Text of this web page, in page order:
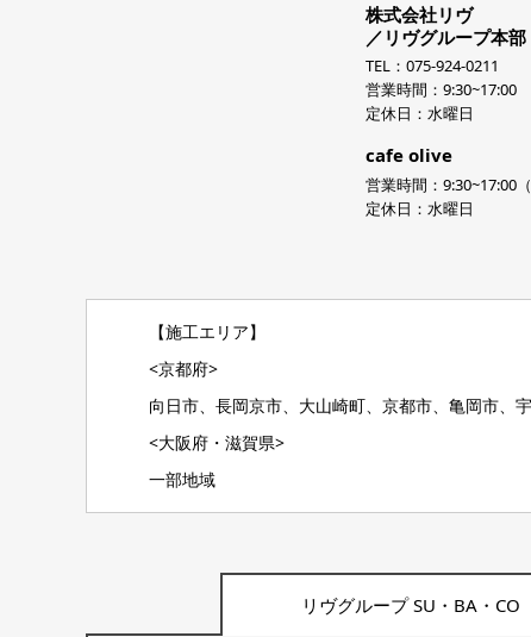
株式会社リヴ
／リヴグループ本部
TEL：075-924-0211
営業時間：9:30~17:00
定休日：水曜日
cafe olive
営業時間：9:30~17:00（
定休日：水曜日
【施工エリア】
<京都府>
向日市、長岡京市、大山崎町、京都市、亀岡市、
<大阪府・滋賀県>
一部地域
リヴグループ SU・BA・CO